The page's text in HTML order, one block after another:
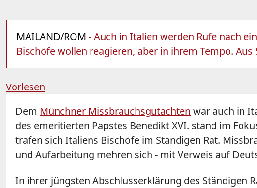
MAILAND/ROM - Auch in Italien werden Rufe nach
Bischöfe wollen reagieren, aber in ihrem Tempo.
Vorlesen
Dem Münchner Missbrauchsgutachten war auch in
des emeritierten Papstes Benedikt XVI. stand im
trafen sich Italiens Bischöfe im Ständigen Rat.
und Aufarbeitung mehren sich - mit Verweis auf
In ihrer jüngsten Abschlusserklärung des Ständigen